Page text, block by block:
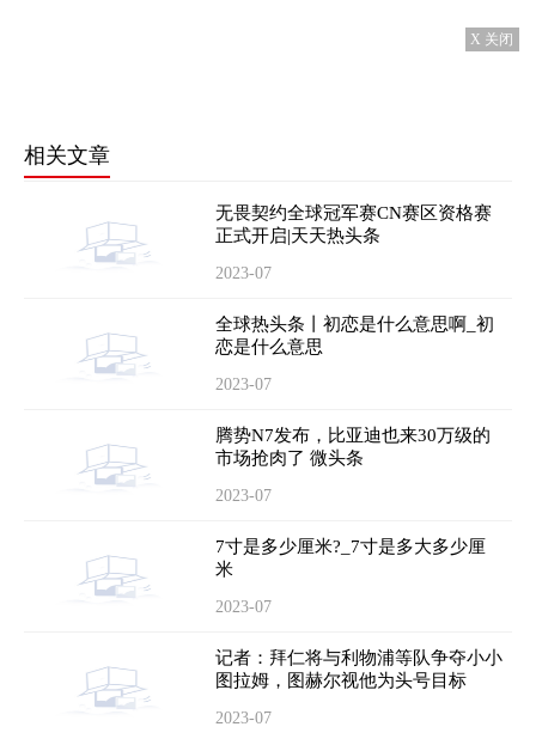
X 关闭
相关文章
无畏契约全球冠军赛CN赛区资格赛
正式开启|天天热头条
2023-07
全球热头条丨初恋是什么意思啊_初
恋是什么意思
2023-07
腾势N7发布，比亚迪也来30万级的
市场抢肉了 微头条
2023-07
7寸是多少厘米?_7寸是多大多少厘
米
2023-07
记者：拜仁将与利物浦等队争夺小小
图拉姆，图赫尔视他为头号目标
2023-07